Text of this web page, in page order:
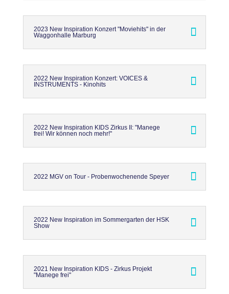
2023 New Inspiration Konzert "Moviehits" in der
Waggonhalle Marburg
2022 New Inspiration Konzert: VOICES &
INSTRUMENTS - Kinohits
2022 New Inspiration KIDS Zirkus II: "Manege
frei! Wir können noch mehr!"
2022 MGV on Tour - Probenwochenende Speyer
2022 New Inspiration im Sommergarten der HSK
Show
2021 New Inspiration KIDS - Zirkus Projekt
"Manege frei"